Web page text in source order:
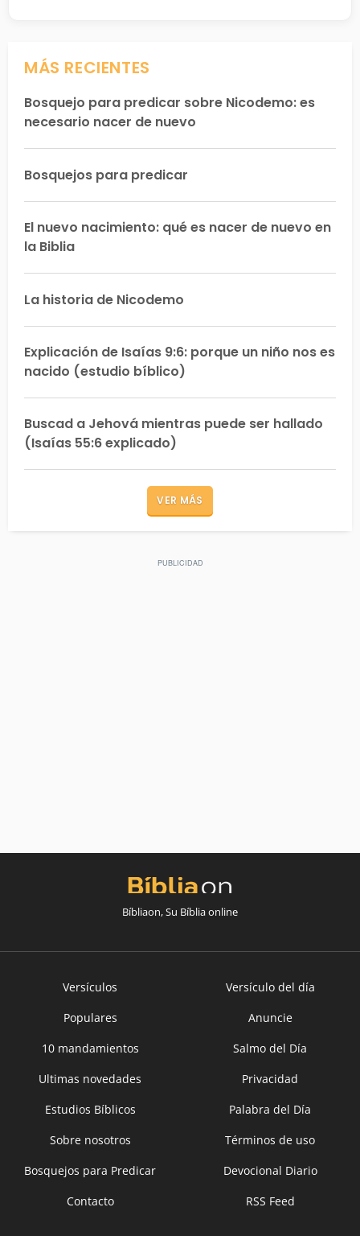
MÁS RECIENTES
Bosquejo para predicar sobre Nicodemo: es
necesario nacer de nuevo
Bosquejos para predicar
El nuevo nacimiento: qué es nacer de nuevo en
la Biblia
La historia de Nicodemo
Explicación de Isaías 9:6: porque un niño nos es
nacido (estudio bíblico)
Buscad a Jehová mientras puede ser hallado
(Isaías 55:6 explicado)
VER MÁS
Bíbliaon, Su Bíblia online
Versículos
Versículo del día
Populares
Anuncie
10 mandamientos
Salmo del Día
Ultimas novedades
Privacidad
Estudios Bíblicos
Palabra del Día
Sobre nosotros
Términos de uso
Bosquejos para Predicar
Devocional Diario
Contacto
RSS Feed